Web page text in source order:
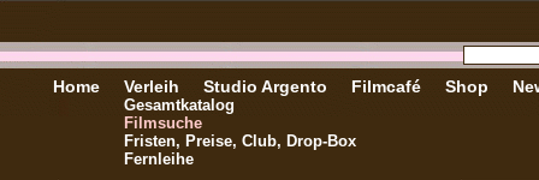
Home Verleih
Gesamtkatalog
Filmsuche
Fristen, Preise, Club, Drop-Box
Fernleihe
Studio Argento Filmcafé Shop